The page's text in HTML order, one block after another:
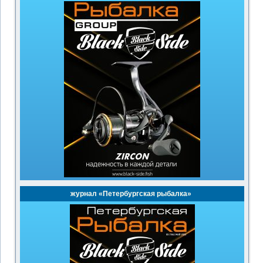
журнал «Петербургская рыбалка»